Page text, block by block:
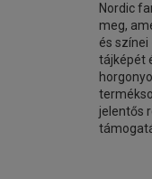
Nordic
meg,
és
tájképét
jelentős